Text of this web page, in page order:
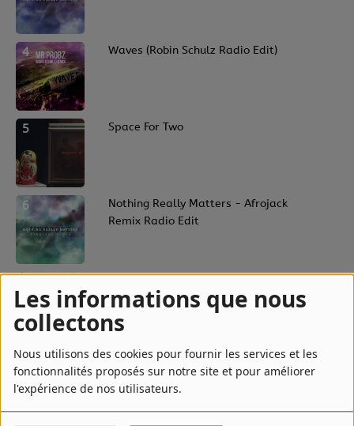
Les informations que nous
collectons
Nous utilisons des cookies pour fournir les services et les
fonctionnalités proposés sur notre site et pour améliorer
l'expérience de nos utilisateurs.
4 Waves (Robin Schulz Radio Edit)
5 Space For Two
6
Nothing Really Matters - Afrojack
Remix Radio Edit
Praying To A God - LUKE Remix
8 Till You're Loved